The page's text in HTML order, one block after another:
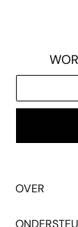
OVER